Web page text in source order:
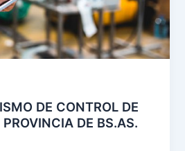
DE CONTROL DE
DE BS.AS.